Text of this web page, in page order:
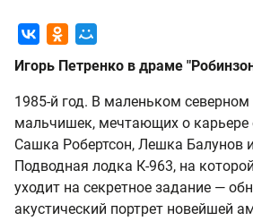
Игорь Петренко в драме
1985-й год. В маленьком северном
мальчишек, мечтающих о
Сашка Робертсон, Лешка Балунов
Подводная лодка К-963, на
уходит на секретное задание —
акустический портрет новейшей